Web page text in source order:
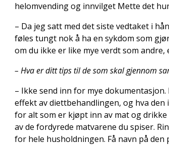
helomvending og innvilget Mette det
– Da jeg satt med det siste vedtaket i
føles tungt nok å ha en sykdom som
om du ikke er like mye verdt som
– Hva er ditt tips til de som skal gjennom
– Ikke send inn for mye
effekt av diettbehandlingen, og hva
for alt som er kjøpt inn av mat og
av de fordyrede matvarene du spiser.
for hele husholdningen. Få navn på